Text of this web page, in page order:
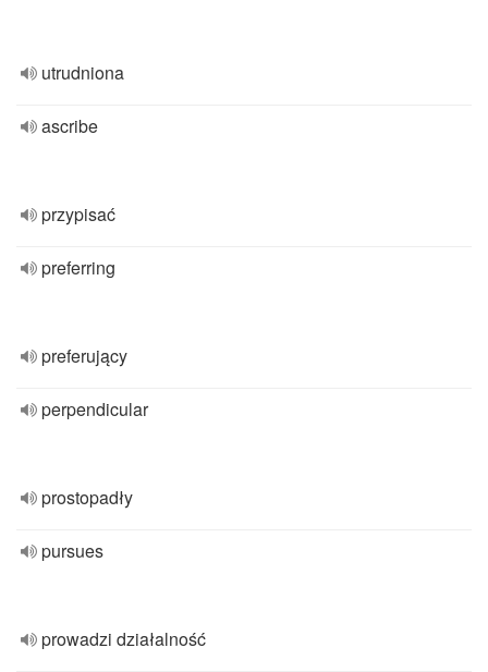
utrudniona
ascribe
przypisać
preferring
preferujący
perpendicular
prostopadły
pursues
prowadzi działalność